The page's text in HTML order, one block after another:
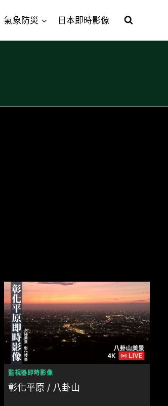
氣象防災 日本即時影像
監視器即時影像
彰化平原 / 八卦山